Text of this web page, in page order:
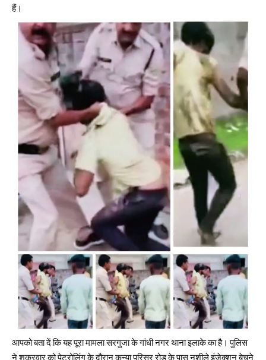
हैं।
आपको बता दें कि यह पूरा मामला सरगुजा के गांधी नगर थाना इलाके का है। पुलिस
ने शुक्रवार को पेट्रोलिंग के दौरान कन्या परिसर रोड के पास नशीले इंजेक्शन बेचने